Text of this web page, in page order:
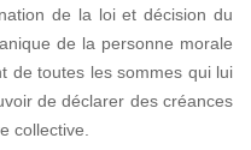
de la loi et décision du
de la personne morale
de toutes les sommes qui lui
de déclarer des créances
collective.